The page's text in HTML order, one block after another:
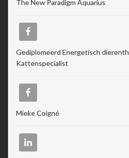
The New Paradigm Aquarius
Gediplomeerd Energetisch
Kattenspecialist
Mieke Coigné